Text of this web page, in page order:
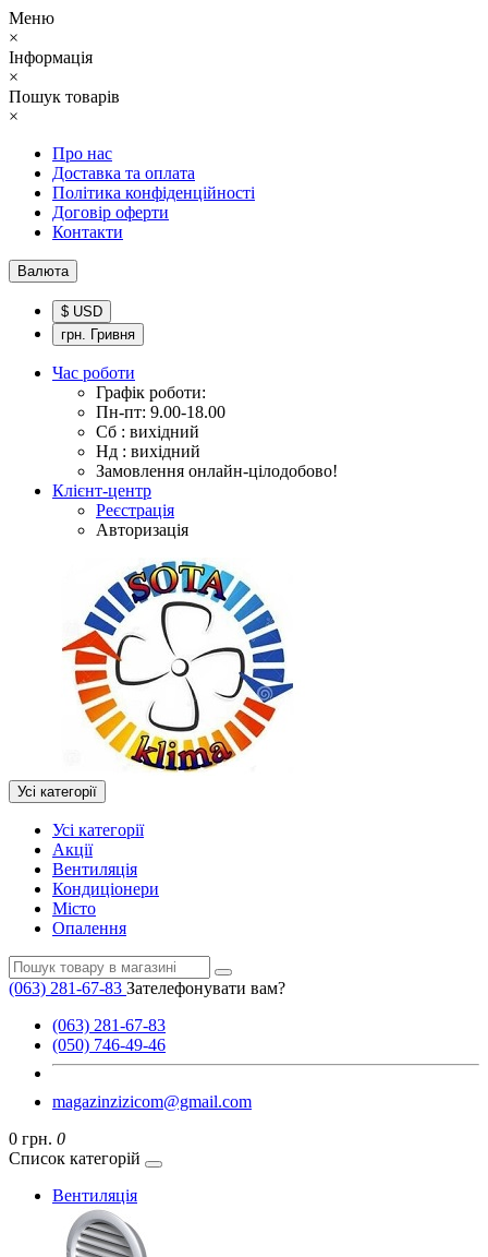
Меню
×
Інформація
×
Пошук товарів
×
Про нас
Доставка та оплата
Політика конфіденційності
Договір оферти
Контакти
Валюта
$ USD
грн. Гривня
Час роботи
Графік роботи:
Пн-пт: 9.00-18.00
Сб : вихідний
Нд : вихідний
Замовлення онлайн-цілодобово!
Клієнт-центр
Реєстрація
Авторизація
Усі категорії
Усі категорії
Акції
Вентиляція
Кондиціонери
Місто
Опалення
(063) 281-67-83 Зателефонувати вам?
(063) 281-67-83
(050) 746-49-46
magazinzizicom@gmail.com
0 грн. 0
Список категорій
Вентиляція